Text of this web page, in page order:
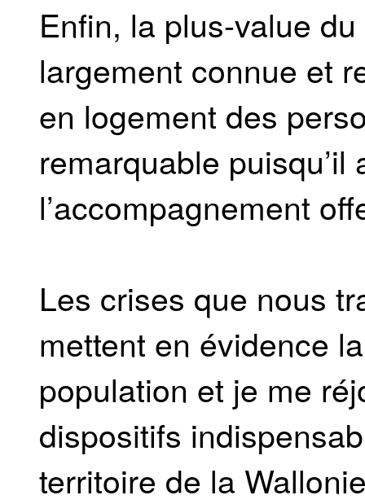
Enfin, la plus-value
largement connue et
en logement des
remarquable
l’accompagnement
Les crises que nous
mettent en évidence
population et je me
dispositifs
territoire de la